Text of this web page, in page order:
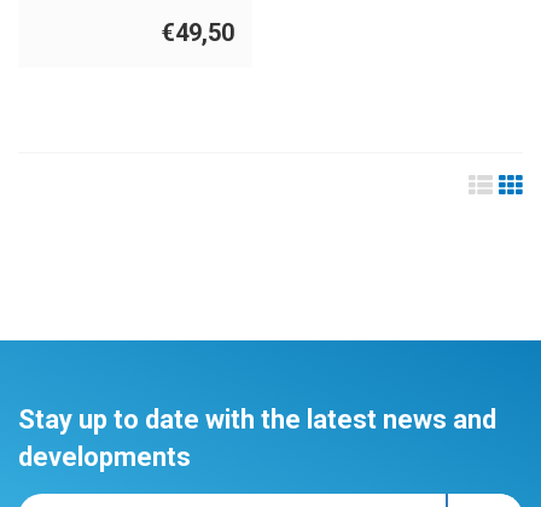
€49,50
Stay up to date with the latest news and
developments